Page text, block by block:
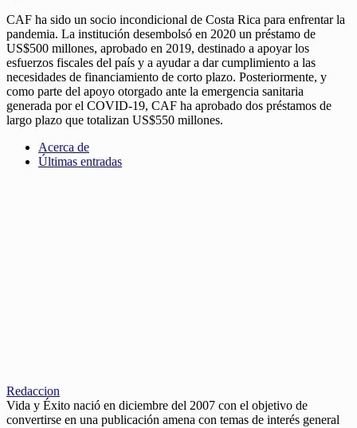
CAF ha sido un socio incondicional de Costa Rica para enfrentar la
pandemia. La institución desembolsó en 2020 un préstamo de
US$500 millones, aprobado en 2019, destinado a apoyar los
esfuerzos fiscales del país y a ayudar a dar cumplimiento a las
necesidades de financiamiento de corto plazo. Posteriormente, y
como parte del apoyo otorgado ante la emergencia sanitaria
generada por el COVID-19, CAF ha aprobado dos préstamos de
largo plazo que totalizan US$550 millones.
Acerca de
Últimas entradas
Redaccion
Vida y Éxito nació en diciembre del 2007 con el objetivo de
convertirse en una publicación amena con temas de interés general